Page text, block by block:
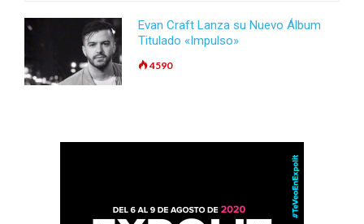
Evan Craft Lanza su Nuevo Álbum
Titulado «Impulso»
4590